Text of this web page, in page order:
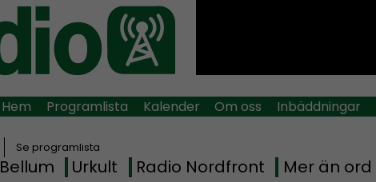
Hem Programlista Kalender Om oss Inbäddningar
Se programlista
Bellum Urkult Radio Nordfront Mer än ord